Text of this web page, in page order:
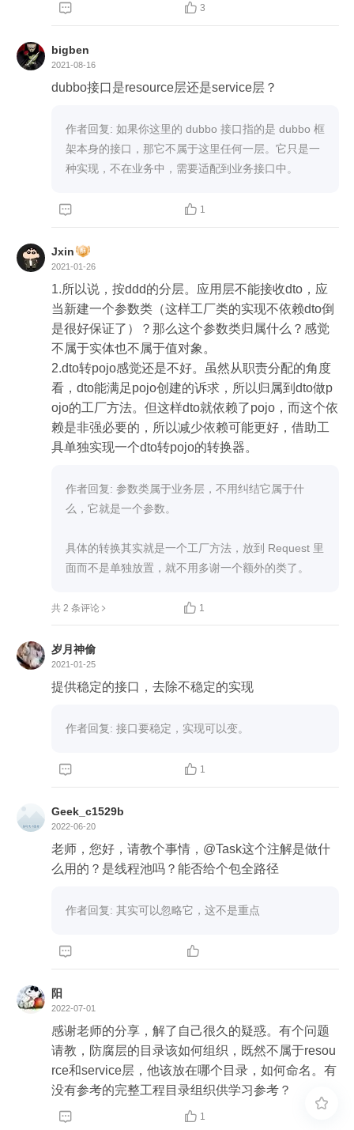
  3
bigben
2021-08-16
dubbo接口是resource层还是service层？
作者回复: 如果你这里的 dubbo 接口指的是 dubbo 框
架本身的接口，那它不属于这里任何一层。它只是一
种实现，不在业务中，需要适配到业务接口中。
  1
Jxin
2021-01-26
1.所以说，按ddd的分层。应用层不能接收dto，应
当新建一个参数类（这样工厂类的实现不依赖dto倒
是很好保证了）？那么这个参数类归属什么？感觉
不属于实体也不属于值对象。
2.dto转pojo感觉还是不好。虽然从职责分配的角度
看，dto能满足pojo创建的诉求，所以归属到dto做p
ojo的工厂方法。但这样dto就依赖了pojo，而这个依
赖是非强必要的，所以减少依赖可能更好，借助工
作者回复: 参数类属于业务层，不用纠结它属于什
么，它就是一个参数。
具体的转换其实就是一个工厂方法，放到 Request 里
面而不是单独放置，就不用多谢一个额外的类了。
共 2 条评论  1
岁月神偷
2021-01-25
提供稳定的接口，去除不稳定的实现
作者回复: 接口要稳定，实现可以变。
  1
Geek_c1529b
2022-06-20
老师，您好，请教个事情，@Task这个注解是做什
么用的？是线程池吗？能否给个包全路径
作者回复: 其实可以忽略它，这不是重点
 
阳
2022-07-01
感谢老师的分享，解了自己很久的疑惑。有个问题
请教，防腐层的目录该如何组织，既然不属于resou
rce和service层，他该放在哪个目录，如何命名。有
没有参考的完整工程目录组织供学习参考？
  1
